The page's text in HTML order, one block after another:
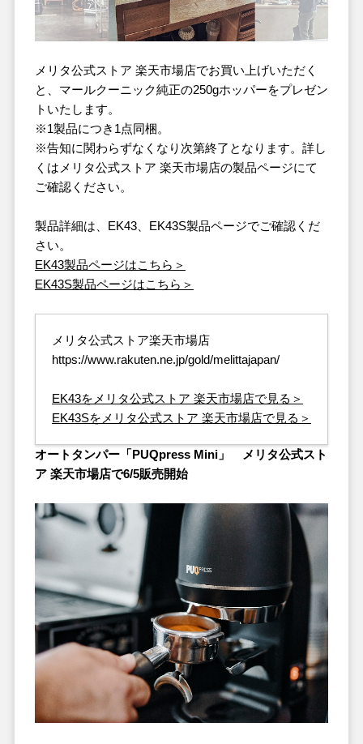
メリタ公式ストア 楽天市場店でお買い上げいただく
と、マールクーニック純正の250gホッパーをプレゼン
トいたします。
※1製品につき1点同梱。
※告知に関わらずなくなり次第終了となります。詳し
くはメリタ公式ストア 楽天市場店の製品ページにて
ご確認ください。
製品詳細は、EK43、EK43S製品ページでご確認くだ
さい。
EK43製品ページはこちら＞
EK43S製品ページはこちら＞
メリタ公式ストア楽天市場店
https://www.rakuten.ne.jp/gold/melittajapan/
EK43をメリタ公式ストア 楽天市場店で見る＞
EK43Sをメリタ公式ストア 楽天市場店で見る＞
オートタンパー「PUQpress Mini」 メリタ公式スト
ア 楽天市場店で6/5販売開始